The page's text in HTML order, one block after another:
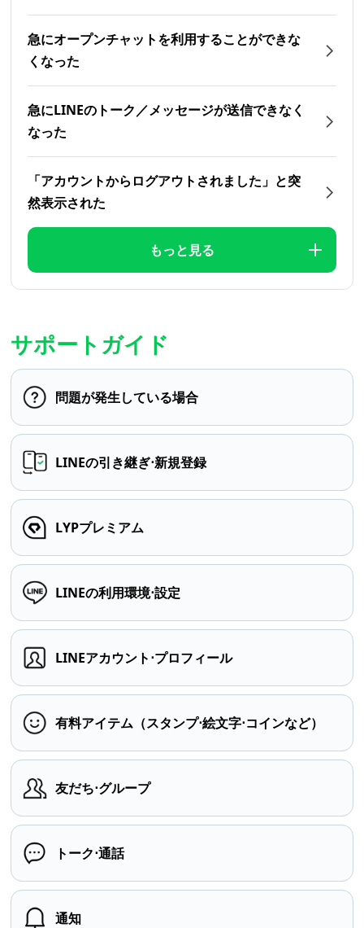
急にオープンチャットを利用することができな
くなった
急にLINEのトーク／メッセージが送信できなく
なった
「アカウントからログアウトされました」と突
然表示された
もっと見る
サポートガイド
問題が発生している場合
LINEの引き継ぎ⋅新規登録
LYPプレミアム
LINEの利用環境⋅設定
LINEアカウント⋅プロフィール
有料アイテム（スタンプ⋅絵文字⋅コインなど）
友だち⋅グループ
トーク⋅通話
通知